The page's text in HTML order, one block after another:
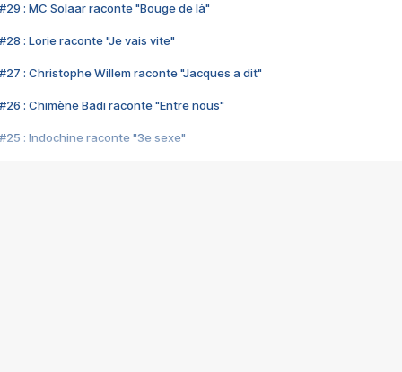
#29 : MC Solaar raconte "Bouge de là"
#28 : Lorie raconte "Je vais vite"
#27 : Christophe Willem raconte "Jacques a dit"
#26 : Chimène Badi raconte "Entre nous"
#25 : Indochine raconte "3e sexe"